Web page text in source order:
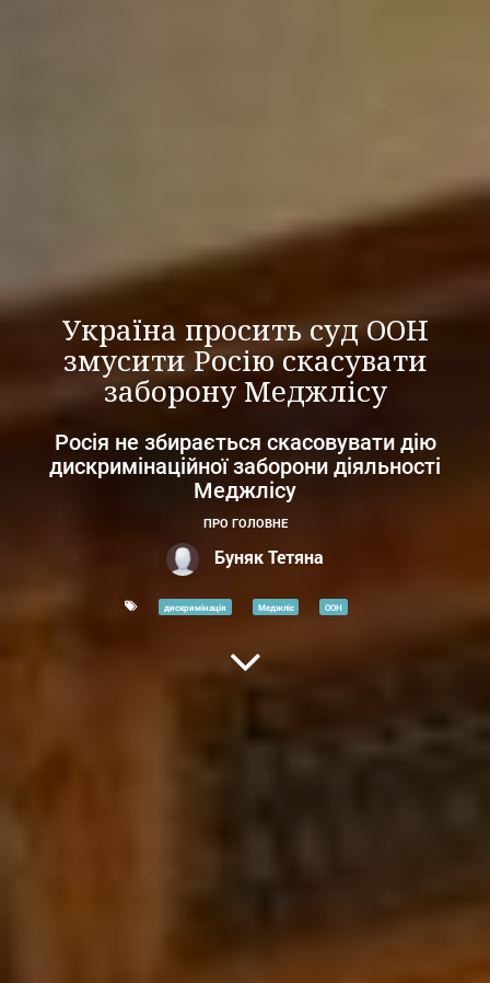
Україна просить суд ООН
змусити Росію скасувати
заборону Меджлісу
Росія не збирається скасовувати дію
дискримінаційної заборони діяльності
Меджлісу
ПРО ГОЛОВНЕ
Буняк Тетяна
дискримінація Меджліс ООН